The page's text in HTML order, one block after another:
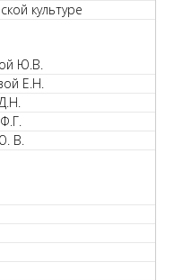
культуре
Ю.В.
Е.Н.
В.